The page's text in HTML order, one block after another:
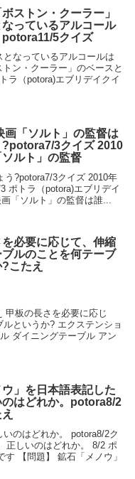
ストン・クーラー」
っているアルコール
potora11/5クイズ
なっているアルコールは
ン・クーラー」のベースと
ラ（potora)エブリデイクイ
画「ソルト」の監督は
?potora7/3クイズ 2010
ルト」の監督
う?potora7/3クイズ 2010年
ポトラ（potora)エブリデイ
「ソルト」の監督は誰...
必要に応じて、伸縮
ルのことを何テーブ
こたえ
甲板の長さを必要に応じ
というか? エクステンショ
ダイニングテーブル アン
」を日本語表記した
のはどれか。potora8/2
のはどれか。 potora8/2ク
正しいのはどれか。 8/2 ポ
す 【問題】 鉱石「メノウ」